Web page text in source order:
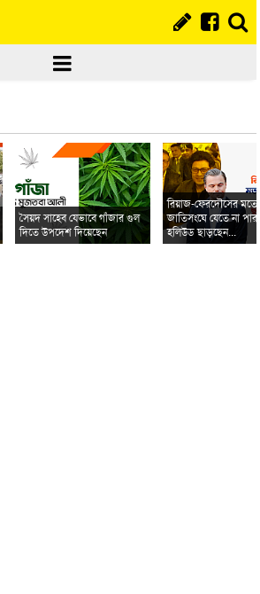
সৈয়দ সাহেব যেভাবে গাঁজার গুল
দিতে উপদেশ দিয়েছেন
রিয়াজ-ফেরদৌসের মতো
জাতিসংঘে যেতে না
হলিউড ছাড়ছেন...